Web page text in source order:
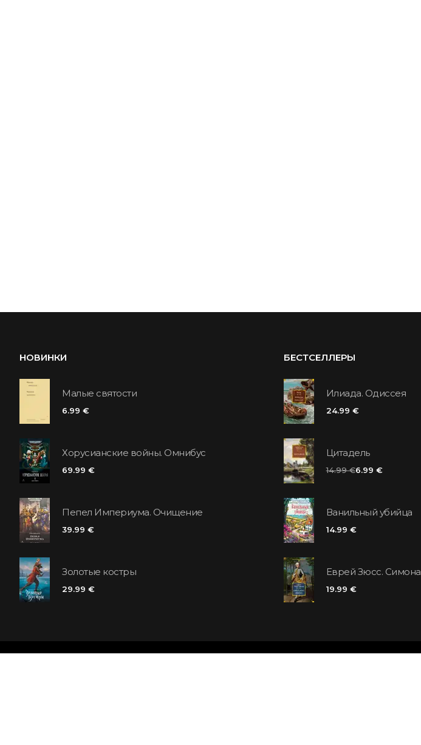
НОВИНКИ
Малые святости
6.99 €
Хорусианские войны. Омнибус
69.99 €
Пепел Империума. Очищение
39.99 €
Золотые костры
29.99 €
БЕСТСЕЛЛЕРЫ
Илиада. Одиссея
24.99 €
Цитадель
14.99 €6.99 €
Ванильный убийца
14.99 €
Еврей Зюсс. Симона
19.99 €